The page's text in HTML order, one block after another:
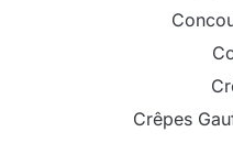
Crêpes